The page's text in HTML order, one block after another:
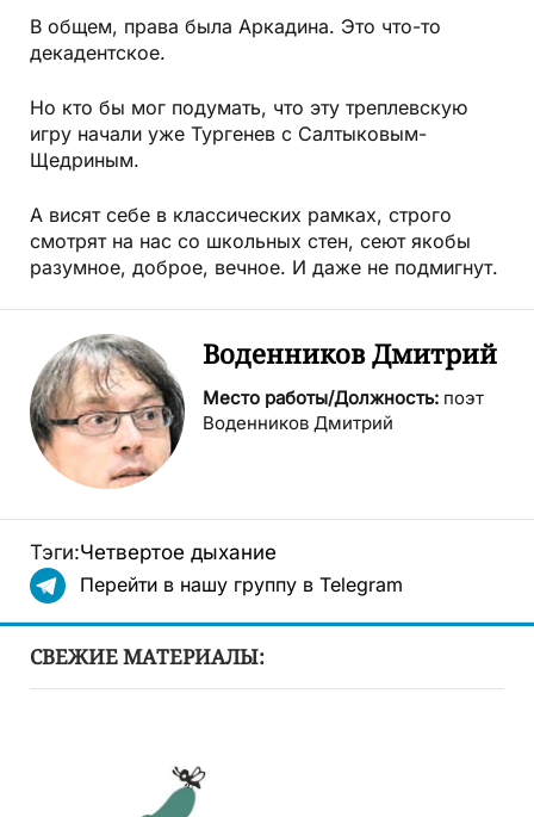
В общем, права была Аркадина. Это что-то
декадентское.
Но кто бы мог подумать, что эту треплевскую
игру начали уже Тургенев с Салтыковым-
Щедриным.
А висят себе в классических рамках, строго
смотрят на нас со школьных стен, сеют якобы
разумное, доброе, вечное. И даже не подмигнут.
Воденников Дмитрий
Место работы/Должность: поэт
Воденников Дмитрий
Тэги:Четвертое дыхание
Перейти в нашу группу в Telegram
СВЕЖИЕ МАТЕРИАЛЫ: